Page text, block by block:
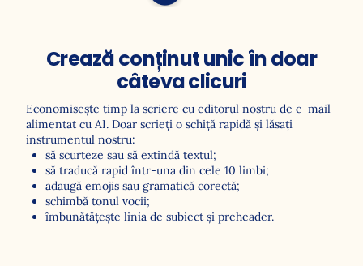
Crează conținut unic în doar
câteva clicuri
Economisește timp la scriere cu editorul nostru de e-mail
alimentat cu AI. Doar scrieți o schiță rapidă și lăsați
instrumentul nostru:
să scurteze sau să extindă textul;
să traducă rapid într-una din cele 10 limbi;
adaugă emojis sau gramatică corectă;
schimbă tonul vocii;
îmbunătățește linia de subiect și preheader.